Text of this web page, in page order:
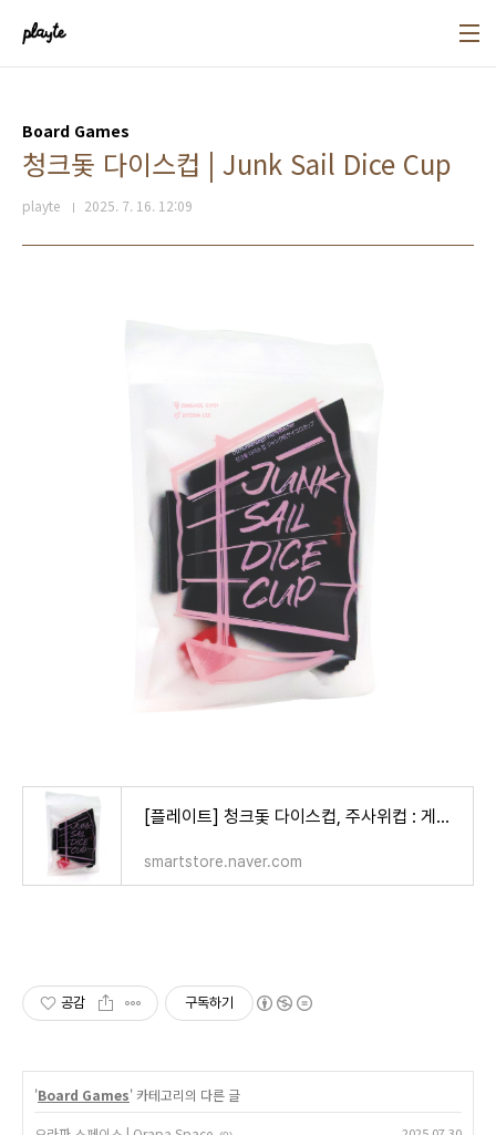
Board Games
청크돛 다이스컵 | Junk Sail Dice Cup
playte 2025. 7. 16. 12:09
[플레이트] 청크돛 다이스컵, 주사위컵 : 게임올로지 온라인 스토어
smartstore.naver.com
공감 구독하기
'Board Games' 카테고리의 다른 글